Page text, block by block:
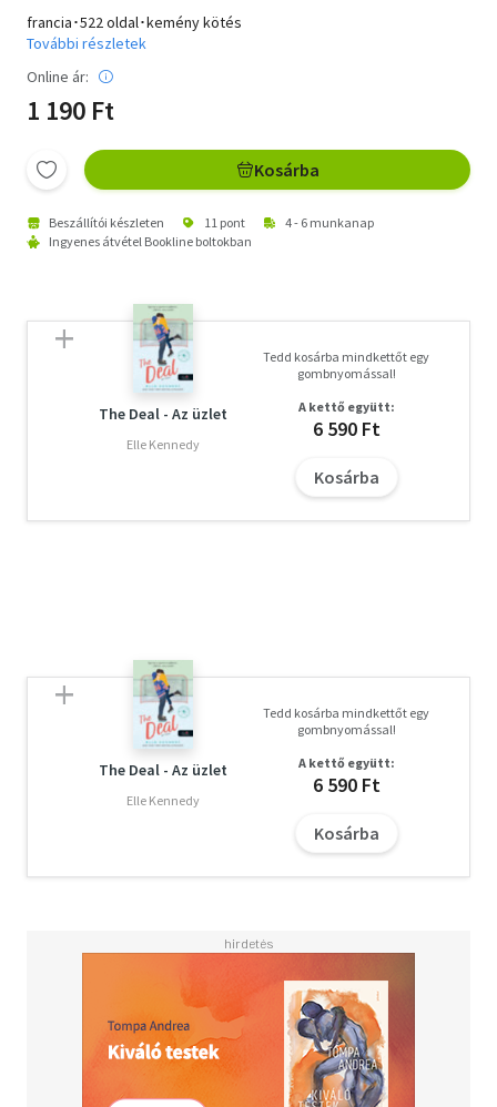
francia･522 oldal･kemény kötés
További részletek
Online ár:
1 190 Ft
Kosárba
Beszállítói készleten 11 pont
4 - 6 munkanap
Ingyenes átvétel Bookline boltokban
The Deal - Az üzlet
Elle Kennedy
Tedd kosárba mindkettőt egy
gombnyomással!
A kettő együtt:
6 590 Ft
Kosárba
The Deal - Az üzlet
Elle Kennedy
Tedd kosárba mindkettőt egy
gombnyomással!
A kettő együtt:
6 590 Ft
Kosárba